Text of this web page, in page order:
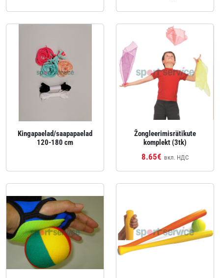
Kingapaelad/saapapaelad
120-180 cm
Žongleerimisrätikute
komplekt (3tk)
8.65€ вкл. НДС